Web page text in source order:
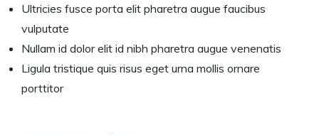
Ultricies fusce porta elit pharetra augue faucibus
vulputate
Nullam id dolor elit id nibh pharetra augue venenatis
Ligula tristique quis risus eget urna mollis ornare
porttitor